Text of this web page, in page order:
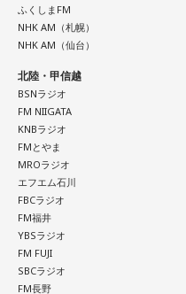
ふくしまFM
NHK AM（札幌）
NHK AM（仙台）
北陸・甲信越
BSNラジオ
FM NIIGATA
KNBラジオ
FMとやま
MROラジオ
エフエム石川
FBCラジオ
FM福井
YBSラジオ
FM FUJI
SBCラジオ
FM長野